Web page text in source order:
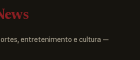
entretenimento e cultura —